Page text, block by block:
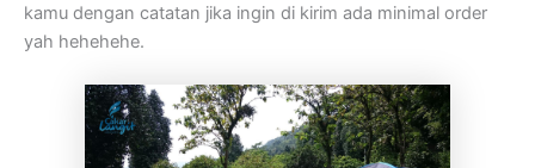
kamu dengan catatan jika ingin di kirim ada minimal order
yah hehehehe.